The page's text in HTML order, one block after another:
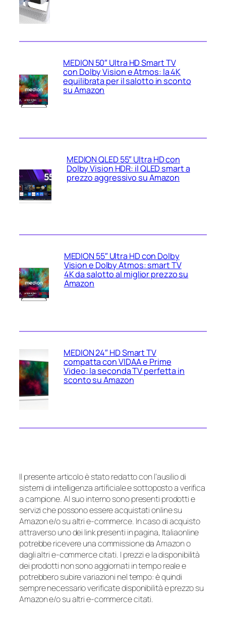
MEDION 50″ Ultra HD Smart TV
con Dolby Vision e Atmos: la 4K
equilibrata per il salotto in sconto
su Amazon
MEDION QLED 55″ Ultra HD con
Dolby Vision HDR: il QLED smart a
prezzo aggressivo su Amazon
MEDION 55″ Ultra HD con Dolby
Vision e Dolby Atmos: smart TV
4K da salotto al miglior prezzo su
Amazon
MEDION 24″ HD Smart TV
compatta con VIDAA e Prime
Video: la seconda TV perfetta in
sconto su Amazon
Il presente articolo è stato redatto con l’ausilio di
sistemi di intelligenza artificiale e sottoposto a verifica
a campione. Al suo interno sono presenti prodotti e
servizi che possono essere acquistati online su
Amazon e/o su altri e-commerce. In caso di acquisto
attraverso uno dei link presenti in pagina, Italiaonline
potrebbe ricevere una commissione da Amazon o
dagli altri e-commerce citati. I prezzi e la disponibilità
dei prodotti non sono aggiornati in tempo reale e
potrebbero subire variazioni nel tempo: è quindi
sempre necessario verificate disponibilità e prezzo su
Amazon e/o su altri e-commerce citati.